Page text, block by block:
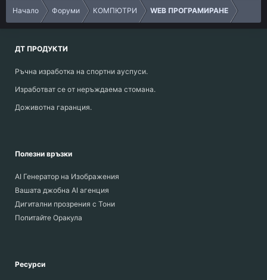
Начало Форуми КОМПЮТРИ WEB ПРОГРАМИРАНЕ
ДТ ПРОДУКТИ
Ръчна изработка на спортни ауспуси.
Изработват се от неръждаема стомана.
Доживотна гаранция.
Полезни връзки
AI Генератор на Изображения
Вашата джобна AI агенция
Дигитални прозрения с Тони
Попитайте Оракула
Ресурси